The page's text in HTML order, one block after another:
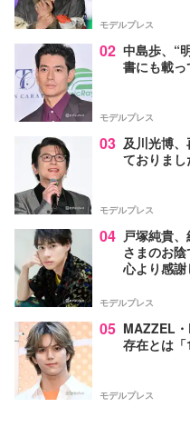
モデルプレス
02 中島歩、“
書にも載
モデルプレス
03 及川光博
ておりまし
モデルプレス
04 戸塚純貴
さまのお陰
心より感謝
モデルプレス
05 MAZZEL
存在とは「
モデルプレス